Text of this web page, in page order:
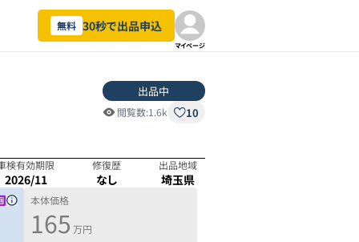
無料 30秒で出品申込
マイページ
出品中
閲覧数:1.6k 10
検有効期限
2026/11
修復歴
なし
出品地域
埼玉県
本体価格
165 万円